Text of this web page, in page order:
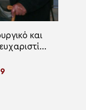
και
του